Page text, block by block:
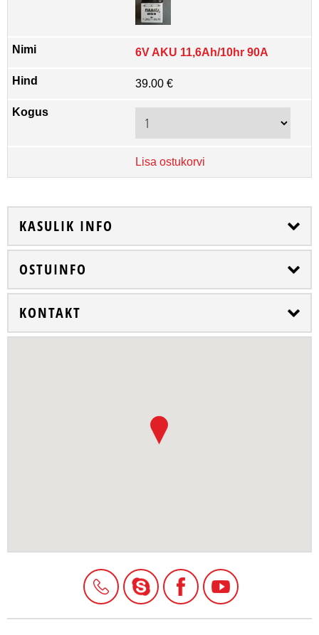
6V AKU 11,6Ah/10hr 90A
39.00 €
Lisa ostukorvi
KASULIK INFO
OSTUINFO
KONTAKT